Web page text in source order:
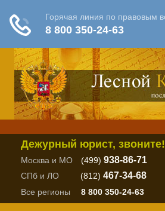
Дежурный юрист, звоните!
Москва и МО (499) 938-86-71
СПб и ЛО (812) 467-34-68
Все регионы 8 800 350-24-63